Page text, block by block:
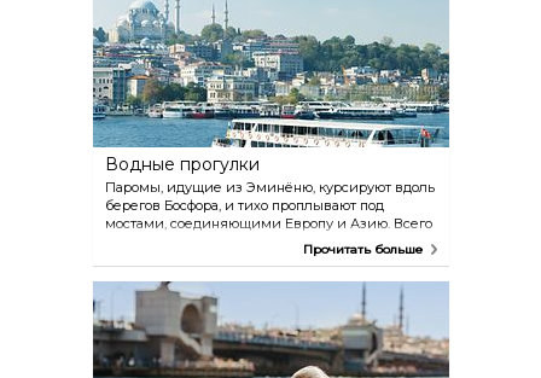
Çemberlitas Hamam, расположена недалеко от
Гранд-Базара. Это самый старый хамам в городе,
спроектированный известным османским
архитектором Синаном.
Водные прогулки
Паромы, идущие из Эминёню, курсируют вдоль
берегов Босфора, и тихо проплывают под
мостами, соединяющими Европу и Азию. Всего
в часе по воде на одном из них находится
уютная рыбацкая деревушка Анадолукаваги, в
которой есть несколько хороших ресторанчиков.
Seabus, отправляющийся от пристани Кабаташ у
дворца Долмабахче, курсирует до крупнейшего
из Принцевых островов. Другие острова
архипелага можно посетить на обыкновенном
рейсовом пароме из Эминёню.
Прочитать больше